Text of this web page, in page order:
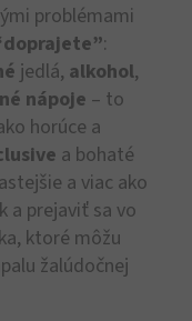
problémami
:
jedlá, alkohol,
nápoje – to
horúce a
a bohaté
a viac ako
a prejaviť sa vo
ktoré môžu
žalúdočnej